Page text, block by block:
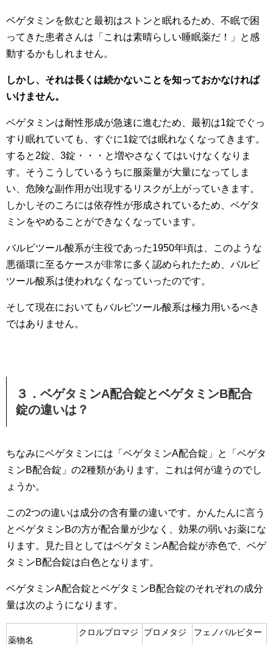
ベゲタミンを飲むと最初はストンと眠れるため、不眠で困
ってきた患者さんは「これは素晴らしい睡眠薬だ！」と感
動するかもしれません。
しかし、それは長くは続かないことを知っておかなければ
いけません。
ベゲタミンは耐性形成が急速に進むため、最初は1錠でぐっ
すり眠れていても、すぐに1錠では眠れなくなってきます。
すると2錠、3錠・・・と増やさなくてはいけなくなりま
す。そうこうしているうちに服薬量が大量になってしま
い、危険な副作用が出現するリスクが上がっていきます。
しかしそのころには依存性が形成されているため、ベゲタ
ミンをやめることができなくなっています。
バルビツール酸系が主役であった1950年頃は、このような
悪循環に至るケースが非常に多く認められたため、バルビ
ツール酸系は使われなくなっていったのです。
そして現在においてもバルビツール酸系は極力用いるべき
ではありません。
３．ベゲタミンA配合錠とベゲタミンB配合
錠の違いは？
ちなみにベゲタミンには「ベゲタミンA配合錠」と「ベゲタ
ミンB配合錠」の2種類があります。これは何が違うのでし
ょうか。
この2つの違いは成分の含有量の違いです。かんたんに言う
とベゲタミンBの方が配合量が少なく、効果の弱いお薬にな
ります。見た目としてはベゲタミンA配合錠が赤色で、ベゲ
タミンB配合錠は白色となります。
ベゲタミンA配合錠とベゲタミンB配合錠のそれぞれの成分
量は次のようになります。
薬物名
クロルプロマジ
プロメタジ
フェノバルビター